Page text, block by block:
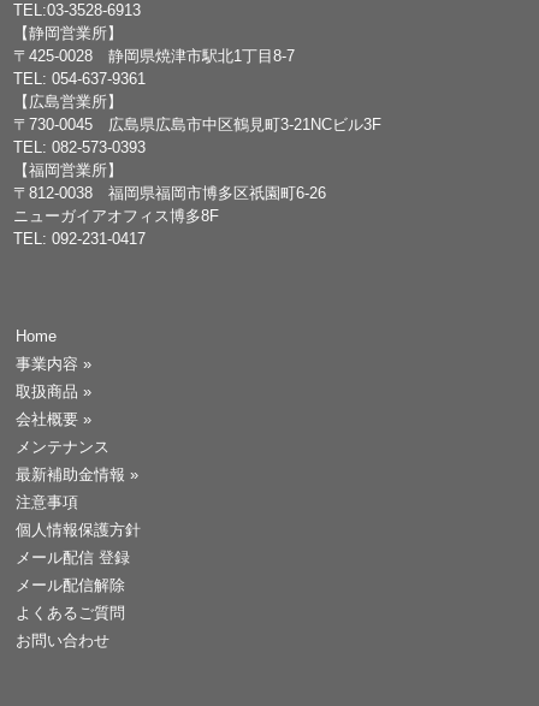
TEL:03-3528-6913
【静岡営業所】
〒425-0028 静岡県焼津市駅北1丁目8-7
TEL: 054-637-9361
【広島営業所】
〒730-0045 広島県広島市中区鶴見町3-21NCビル3F
TEL: 082-573-0393
【福岡営業所】
〒812-0038 福岡県福岡市博多区祇園町6-26
ニューガイアオフィス博多8F
TEL: 092-231-0417
Home
事業内容 »
取扱商品 »
会社概要 »
メンテナンス
最新補助金情報 »
注意事項
個人情報保護方針
メール配信 登録
メール配信解除
よくあるご質問
お問い合わせ